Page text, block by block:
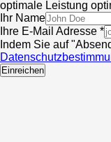
optimale Leistung
Ihr Name
Ihre E-Mail Adresse *
Indem Sie auf